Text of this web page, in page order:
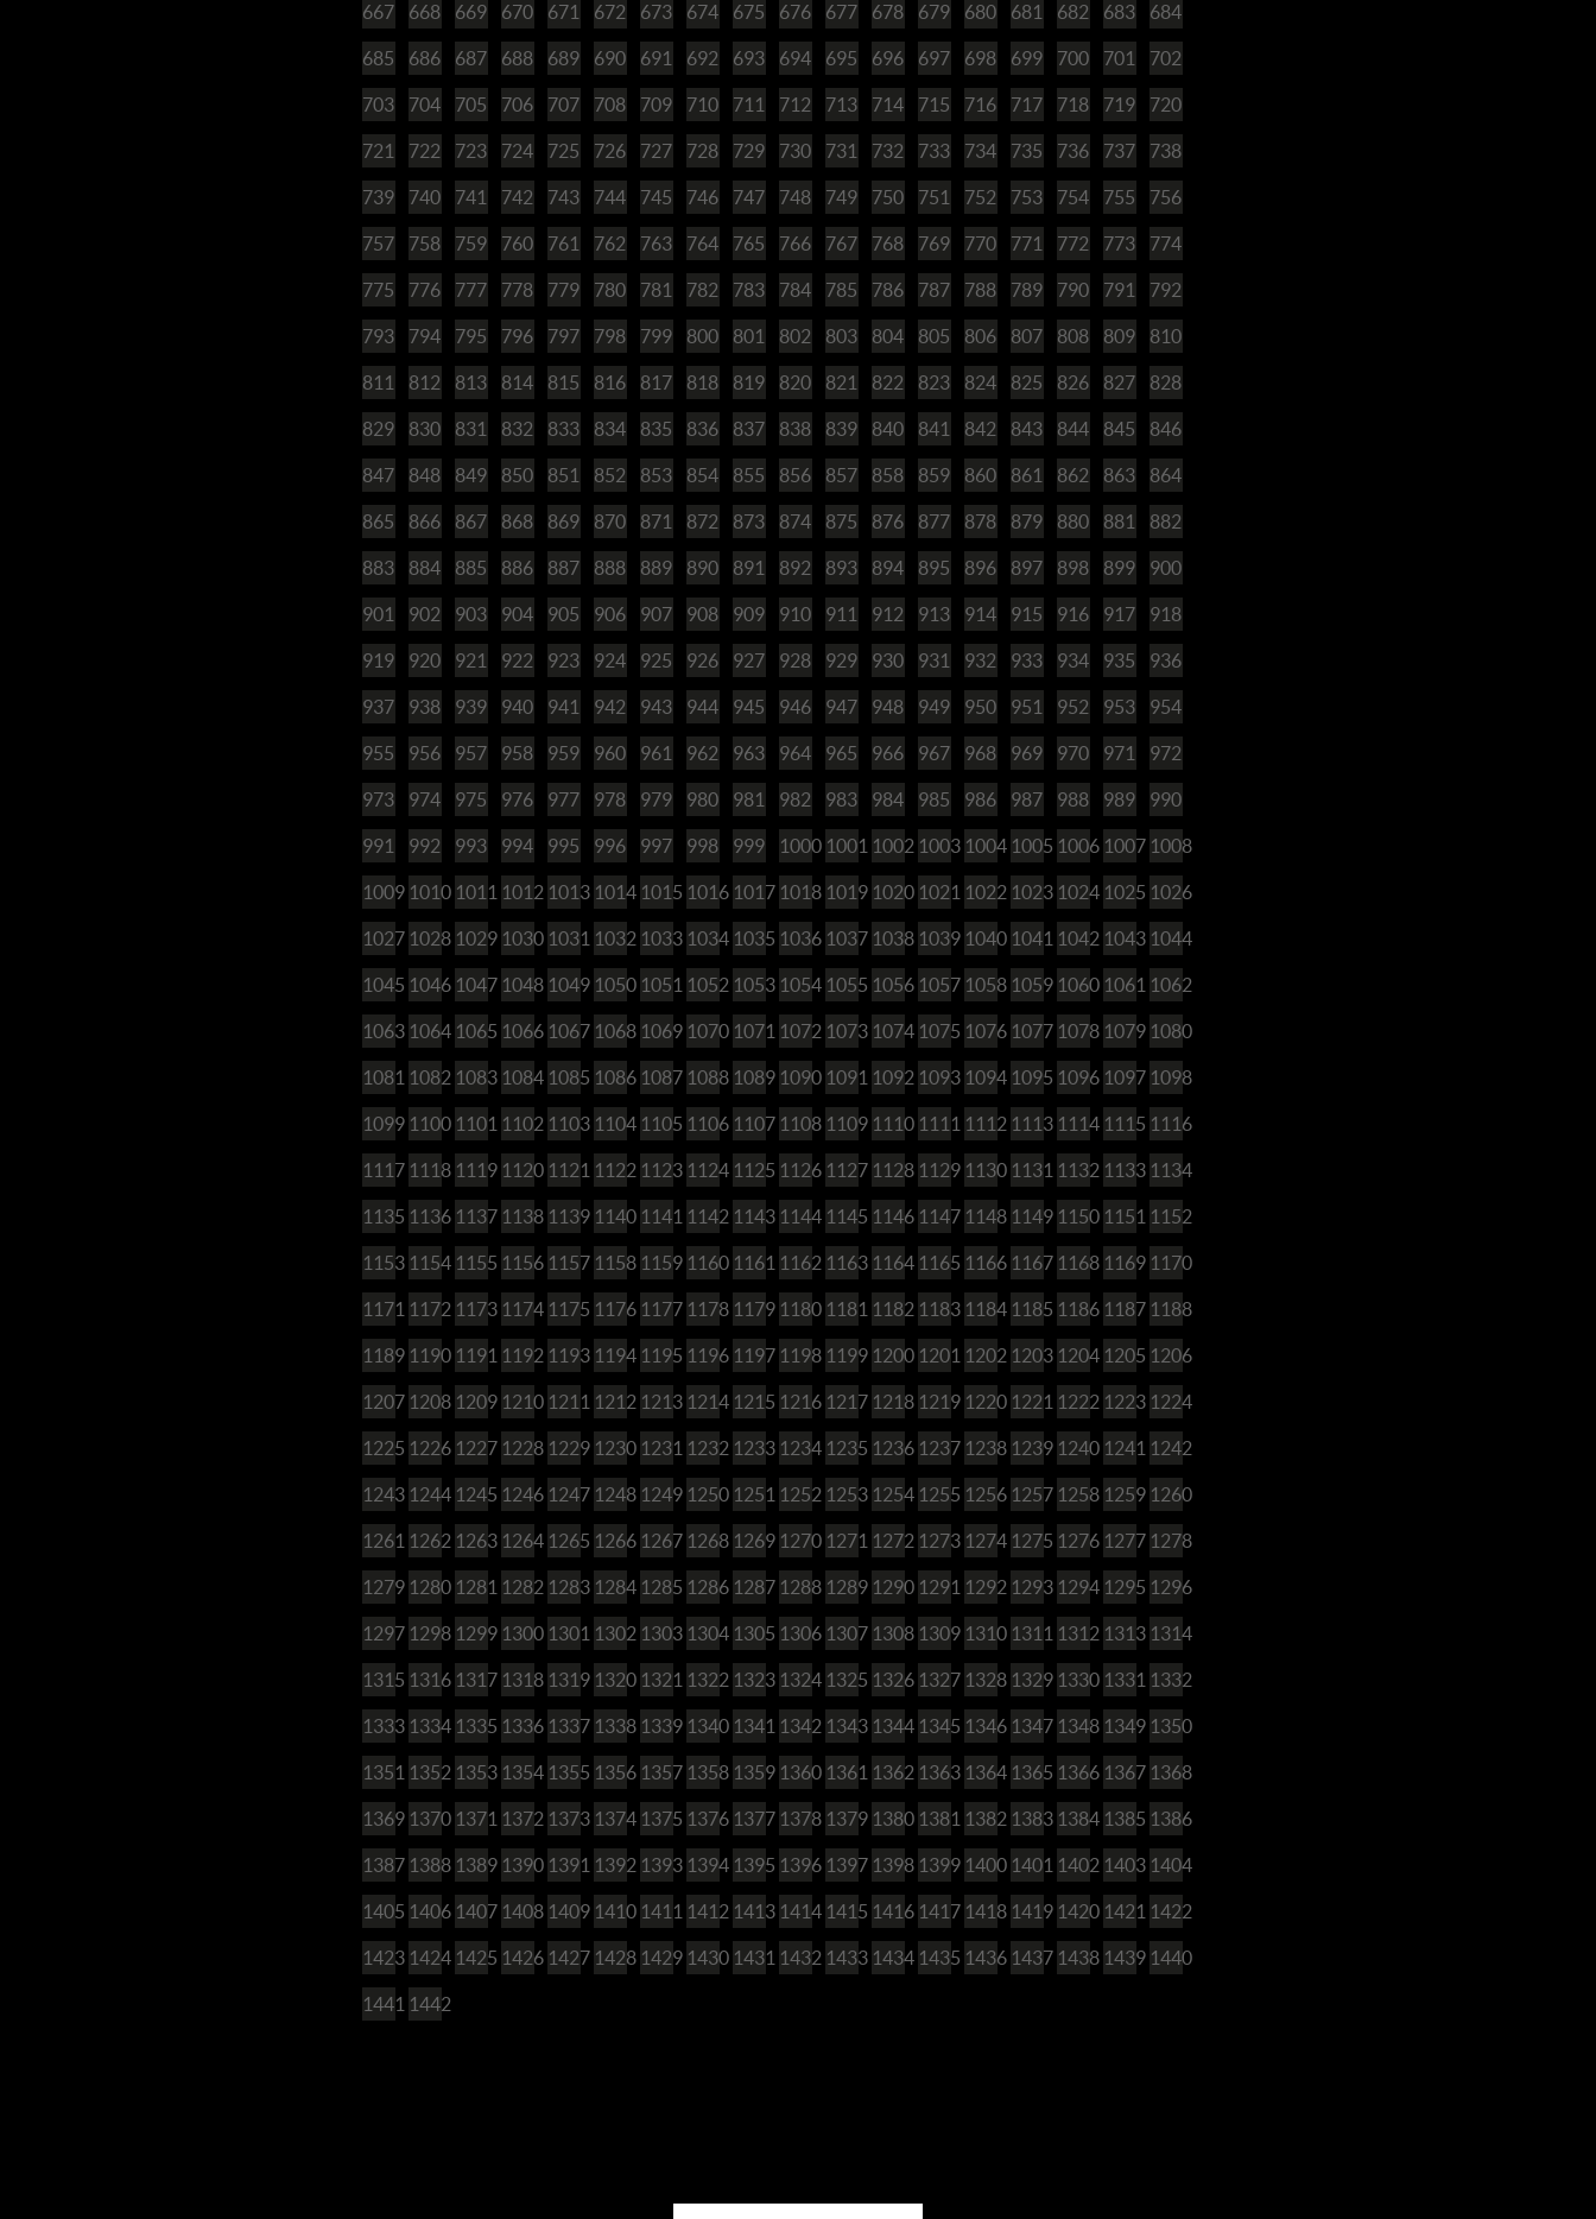
667 668 669 670 671 672 673 674 675 676 677 678 679 680 681 682 683 684
685 686 687 688 689 690 691 692 693 694 695 696 697 698 699 700 701 702
703 704 705 706 707 708 709 710 711 712 713 714 715 716 717 718 719 720
721 722 723 724 725 726 727 728 729 730 731 732 733 734 735 736 737 738
739 740 741 742 743 744 745 746 747 748 749 750 751 752 753 754 755 756
757 758 759 760 761 762 763 764 765 766 767 768 769 770 771 772 773 774
775 776 777 778 779 780 781 782 783 784 785 786 787 788 789 790 791 792
793 794 795 796 797 798 799 800 801 802 803 804 805 806 807 808 809 810
811 812 813 814 815 816 817 818 819 820 821 822 823 824 825 826 827 828
829 830 831 832 833 834 835 836 837 838 839 840 841 842 843 844 845 846
847 848 849 850 851 852 853 854 855 856 857 858 859 860 861 862 863 864
865 866 867 868 869 870 871 872 873 874 875 876 877 878 879 880 881 882
883 884 885 886 887 888 889 890 891 892 893 894 895 896 897 898 899 900
901 902 903 904 905 906 907 908 909 910 911 912 913 914 915 916 917 918
919 920 921 922 923 924 925 926 927 928 929 930 931 932 933 934 935 936
937 938 939 940 941 942 943 944 945 946 947 948 949 950 951 952 953 954
955 956 957 958 959 960 961 962 963 964 965 966 967 968 969 970 971 972
973 974 975 976 977 978 979 980 981 982 983 984 985 986 987 988 989 990
991 992 993 994 995 996 997 998 999 1000 1001 1002 1003 1004 1005 1006 1007 1008
1009 1010 1011 1012 1013 1014 1015 1016 1017 1018 1019 1020 1021 1022 1023 1024 1025 1026
1027 1028 1029 1030 1031 1032 1033 1034 1035 1036 1037 1038 1039 1040 1041 1042 1043 1044
1045 1046 1047 1048 1049 1050 1051 1052 1053 1054 1055 1056 1057 1058 1059 1060 1061 1062
1063 1064 1065 1066 1067 1068 1069 1070 1071 1072 1073 1074 1075 1076 1077 1078 1079 1080
1081 1082 1083 1084 1085 1086 1087 1088 1089 1090 1091 1092 1093 1094 1095 1096 1097 1098
1099 1100 1101 1102 1103 1104 1105 1106 1107 1108 1109 1110 1111 1112 1113 1114 1115 1116
1117 1118 1119 1120 1121 1122 1123 1124 1125 1126 1127 1128 1129 1130 1131 1132 1133 1134
1135 1136 1137 1138 1139 1140 1141 1142 1143 1144 1145 1146 1147 1148 1149 1150 1151 1152
1153 1154 1155 1156 1157 1158 1159 1160 1161 1162 1163 1164 1165 1166 1167 1168 1169 1170
1171 1172 1173 1174 1175 1176 1177 1178 1179 1180 1181 1182 1183 1184 1185 1186 1187 1188
1189 1190 1191 1192 1193 1194 1195 1196 1197 1198 1199 1200 1201 1202 1203 1204 1205 1206
1207 1208 1209 1210 1211 1212 1213 1214 1215 1216 1217 1218 1219 1220 1221 1222 1223 1224
1225 1226 1227 1228 1229 1230 1231 1232 1233 1234 1235 1236 1237 1238 1239 1240 1241 1242
1243 1244 1245 1246 1247 1248 1249 1250 1251 1252 1253 1254 1255 1256 1257 1258 1259 1260
1261 1262 1263 1264 1265 1266 1267 1268 1269 1270 1271 1272 1273 1274 1275 1276 1277 1278
1279 1280 1281 1282 1283 1284 1285 1286 1287 1288 1289 1290 1291 1292 1293 1294 1295 1296
1297 1298 1299 1300 1301 1302 1303 1304 1305 1306 1307 1308 1309 1310 1311 1312 1313 1314
1315 1316 1317 1318 1319 1320 1321 1322 1323 1324 1325 1326 1327 1328 1329 1330 1331 1332
1333 1334 1335 1336 1337 1338 1339 1340 1341 1342 1343 1344 1345 1346 1347 1348 1349 1350
1351 1352 1353 1354 1355 1356 1357 1358 1359 1360 1361 1362 1363 1364 1365 1366 1367 1368
1369 1370 1371 1372 1373 1374 1375 1376 1377 1378 1379 1380 1381 1382 1383 1384 1385 1386
1387 1388 1389 1390 1391 1392 1393 1394 1395 1396 1397 1398 1399 1400 1401 1402 1403 1404
1405 1406 1407 1408 1409 1410 1411 1412 1413 1414 1415 1416 1417 1418 1419 1420 1421 1422
1423 1424 1425 1426 1427 1428 1429 1430 1431 1432 1433 1434 1435 1436 1437 1438 1439 1440
1441 1442